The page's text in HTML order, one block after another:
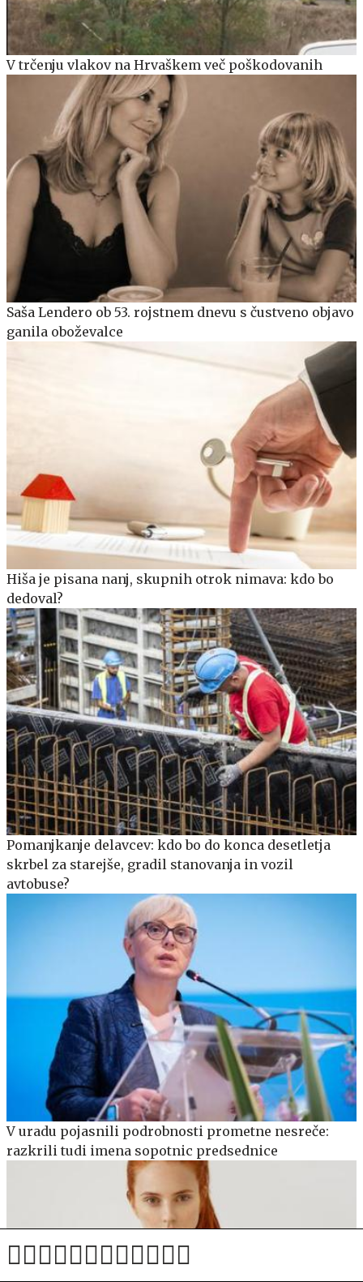
V trčenju vlakov na Hrvaškem več poškodovanih
Saša Lendero ob 53. rojstnem dnevu s čustveno objavo
ganila oboževalce
Hiša je pisana nanj, skupnih otrok nimava: kdo bo
dedoval?
Pomanjkanje delavcev: kdo bo do konca desetletja
skrbel za starejše, gradil stanovanja in vozil
avtobuse?
V uradu pojasnili podrobnosti prometne nesreče:
razkrili tudi imena sopotnic predsednice